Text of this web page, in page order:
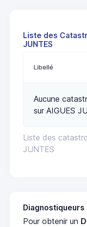
Liste des
JUNTES
Liste des
JUNTES
Libellé
Aucune
sur AIGUES
Diagnostiqueurs
Pour obtenir un